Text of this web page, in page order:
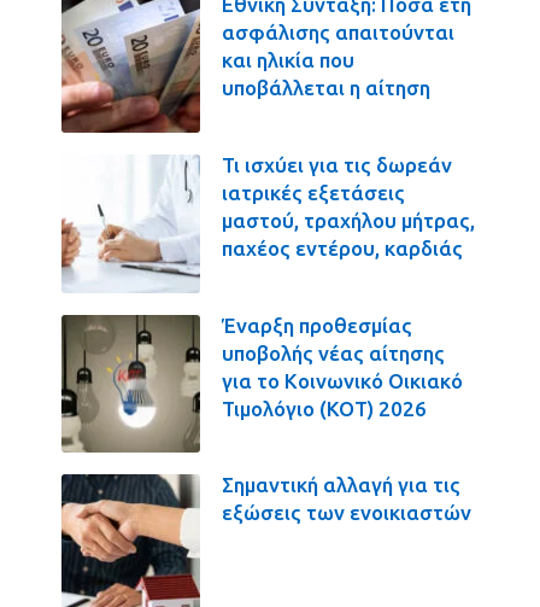
ασφάλισης απαιτούνται
και ηλικία που
υποβάλλεται η αίτηση
Τι ισχύει για τις δωρεάν
ιατρικές εξετάσεις
μαστού, τραχήλου μήτρας,
παχέος εντέρου, καρδιάς
Έναρξη προθεσμίας
υποβολής νέας αίτησης
για το Κοινωνικό Οικιακό
Τιμολόγιο (ΚΟΤ) 2026
Σημαντική αλλαγή για τις
εξώσεις των ενοικιαστών